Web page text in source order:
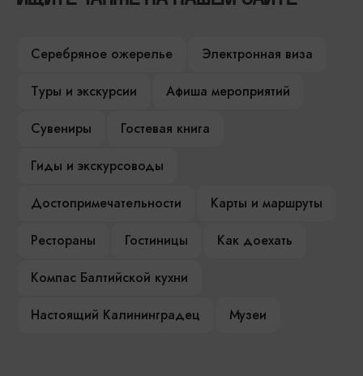
Серебряное ожерелье
Электронная виза
Туры и экскурсии
Афиша мероприятий
Сувениры
Гостевая книга
Гиды и экскурсоводы
Достопримечательности
Карты и маршруты
Рестораны
Гостиницы
Как доехать
Компас Балтийской кухни
Настоящий Калининградец
Музеи